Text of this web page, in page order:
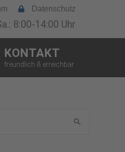
Datenschutz
8:00-14:00 Uhr
KONTAKT